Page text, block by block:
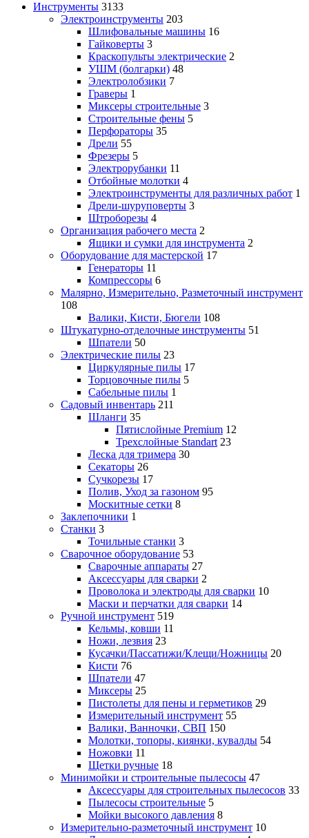
Инструменты 3133
Электроинструменты 203
Шлифовальные машины 16
Гайковерты 3
Краскопульты электрические 2
УШМ (болгарки) 48
Электролобзики 7
Граверы 1
Миксеры строительные 3
Строительные фены 5
Перфораторы 35
Дрели 55
Фрезеры 5
Электрорубанки 11
Отбойные молотки 4
Электроинструменты для различных работ 1
Дрели-шуруповерты 3
Штроборезы 4
Организация рабочего места 2
Ящики и сумки для инструмента 2
Оборудование для мастерской 17
Генераторы 11
Компрессоры 6
Малярно, Измерительно, Разметочный инструмент
108
Валики, Кисти, Бюгели 108
Штукатурно-отделочные инструменты 51
Шпатели 50
Электрические пилы 23
Циркулярные пилы 17
Торцовочные пилы 5
Сабельные пилы 1
Садовый инвентарь 211
Шланги 35
Пятислойные Premium 12
Трехслойные Standart 23
Леска для тримера 30
Секаторы 26
Сучкорезы 17
Полив, Уход за газоном 95
Москитные сетки 8
Заклепочники 1
Станки 3
Точильные станки 3
Сварочное оборудование 53
Сварочные аппараты 27
Аксессуары для сварки 2
Проволока и электроды для сварки 10
Маски и перчатки для сварки 14
Ручной инструмент 519
Кельмы, ковши 11
Ножи, лезвия 23
Кусачки/Пассатижи/Клещи/Ножницы 20
Кисти 76
Шпатели 47
Миксеры 25
Пистолеты для пены и герметиков 29
Измерительный инструмент 55
Валики, Ванночки, СВП 150
Молотки, топоры, киянки, кувалды 54
Ножовки 11
Щетки ручные 18
Минимойки и строительные пылесосы 47
Аксессуары для строительных пылесосов 33
Пылесосы строительные 5
Мойки высокого давления 8
Измерительно-разметочный инструмент 10